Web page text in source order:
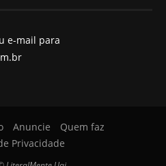
e-mail para
Anuncie
Quem faz
Privacidade